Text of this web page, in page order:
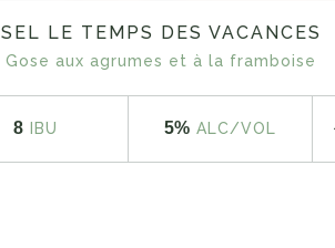
SEL LE TEMPS DES VACANCES
Gose aux agrumes et à la framboise
8 IBU 5% ALC/VOL